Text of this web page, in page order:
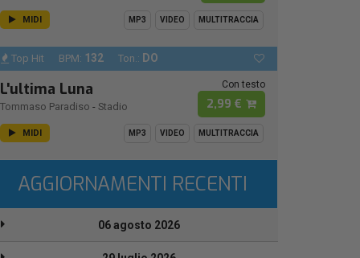
MIDI MP3 VIDEO MULTITRACCIA
Top Hit BPM: 132 Ton.: DO
L'ultima Luna
Tommaso Paradiso - Stadio
Con testo
2,99 €
MIDI MP3 VIDEO MULTITRACCIA
AGGIORNAMENTI RECENTI
06 agosto 2026